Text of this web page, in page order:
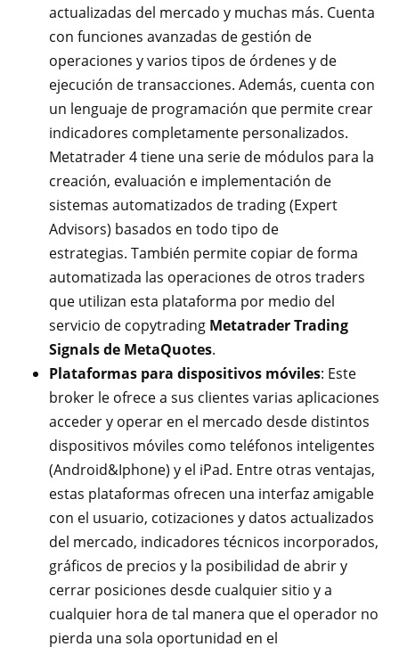
actualizadas del mercado y muchas más. Cuenta
con funciones avanzadas de gestión de
operaciones y varios tipos de órdenes y de
ejecución de transacciones. Además, cuenta con
un lenguaje de programación que permite crear
indicadores completamente personalizados.
Metatrader 4 tiene una serie de módulos para la
creación, evaluación e implementación de
sistemas automatizados de trading (Expert
Advisors) basados en todo tipo de
estrategias. También permite copiar de forma
automatizada las operaciones de otros traders
que utilizan esta plataforma por medio del
servicio de copytrading Metatrader Trading
Signals de MetaQuotes.
Plataformas para dispositivos móviles: Este
broker le ofrece a sus clientes varias aplicaciones
acceder y operar en el mercado desde distintos
dispositivos móviles como teléfonos inteligentes
(Android&Iphone) y el iPad. Entre otras ventajas,
estas plataformas ofrecen una interfaz amigable
con el usuario, cotizaciones y datos actualizados
del mercado, indicadores técnicos incorporados,
gráficos de precios y la posibilidad de abrir y
cerrar posiciones desde cualquier sitio y a
cualquier hora de tal manera que el operador no
pierda una sola oportunidad en el